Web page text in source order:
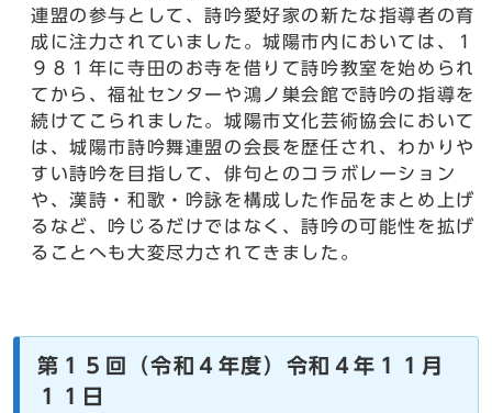
連盟の参与として、詩吟愛好家の新たな指導者の育
成に注力されていました。城陽市内においては、１
９８１年に寺田のお寺を借りて詩吟教室を始められ
てから、福祉センターや鴻ノ巣会館で詩吟の指導を
続けてこられました。城陽市文化芸術協会において
は、城陽市詩吟舞連盟の会長を歴任され、わかりや
すい詩吟を目指して、俳句とのコラボレーション
や、漢詩・和歌・吟詠を構成した作品をまとめ上げ
るなど、吟じるだけではなく、詩吟の可能性を拡げ
ることへも大変尽力されてきました。
第１５回（令和４年度）令和４年１１月
１１日